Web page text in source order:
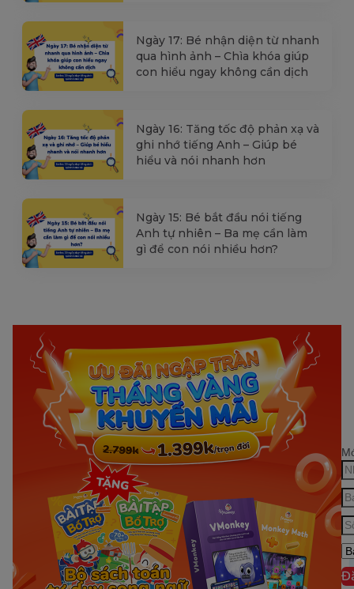
Ngày 17: Bé nhận diện từ nhanh
qua hình ảnh – Chìa khóa giúp
con hiểu ngay không cần dịch
Ngày 16: Tăng tốc độ phản xạ và
ghi nhớ tiếng Anh – Giúp bé
hiểu và nói nhanh hơn
Ngày 15: Bé bắt đầu nói tiếng
Anh tự nhiên – Ba mẹ cần làm
gì để con nói nhiều hơn?